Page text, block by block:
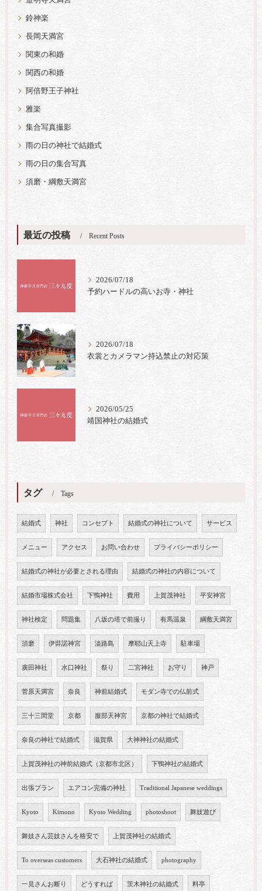
鈴神楽
長岡天満宮
関東の和婚
関西の和婚
阿倍野王子神社
雅楽
集合写真撮影
雨の日の神社で結婚式
雨の日の集合写真
須磨・綱敷天満宮
最近の投稿 Recent Posts
2026/07/18
予約ハードルの高いお寺・神社
2026/07/18
衣裳とカメラマン持込禁止の対応策
2026/05/25
靖国神社の結婚式
タグ Tags
結婚式 神社 コンセプト 結婚式の神社について サービス
メニュー アクセス お問い合わせ プライバシーポリシー
結婚式の神社が必要とされる理由 結婚式の神社の内容について
結婚市場株式会社 下鴨神社 費用 上賀茂神社 平安神宮
神社検定 問題集 八坂の塔で前撮り 有馬温泉 綱敷天満宮
須磨 伊弉諾神宮 淡路島 摩耶山天上寺 駐車場
廣田神社 水口神社 祭り 二宮神社 お守り 神戸
菅原天満宮 奈良 神前結婚式 モダン寺での仏前式
三十三間堂 京都 服部天神宮 京都の神社で結婚式
奈良の神社で結婚式 滋賀県 大神神社の結婚式
上賀茂神社の神前結婚式（京都市北区） 下鴨神社の結婚式
出張プラン エアコン完備の神社 Traditional Japanese weddings
Kyoto Kimono Kyoto Wedding photoshoot 舞妓遊び
舞妓さん芸妓さんを格安で 上賀茂神社の結婚式
To overseas customers 大石神社の結婚式 photography
一見さんお断り どうすれば 茨木神社の結婚式 料亭